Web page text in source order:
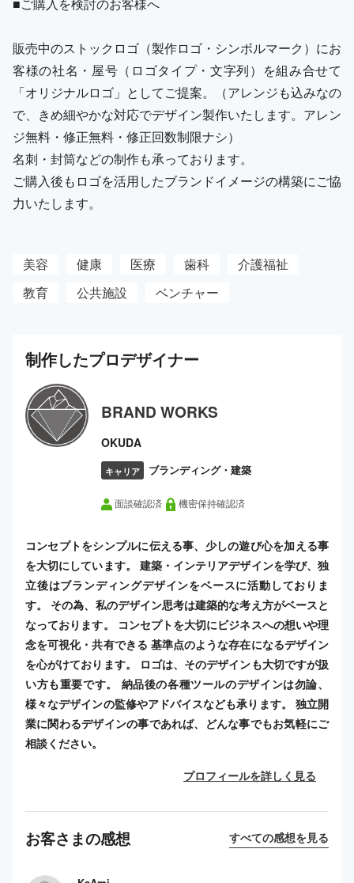
販売中のストックロゴ（製作ロゴ・シンボルマーク）にお
客様の社名・屋号（ロゴタイプ・文字列）を組み合せて
「オリジナルロゴ」としてご提案。（アレンジも込みなの
で、きめ細やかな対応でデザイン製作いたします。アレン
ジ無料・修正無料・修正回数制限ナシ）
名刺・封筒などの制作も承っております。
ご購入後もロゴを活用したブランドイメージの構築にご協
力いたします。
美容 健康 医療 歯科
介護福祉
教育
公共施設 ベンチャー
制作したプロデザイナー
BRAND WORKS
OKUDA
キャリア ブランディング・建築
面談確認済 機密保持確認済
コンセプトをシンプルに伝える事、少しの遊び心を加える事
を大切にしています。 建築・インテリアデザインを学び、独
立後はブランディングデザインをベースに活動しておりま
す。 その為、私のデザイン思考は建築的な考え方がベースと
なっております。 コンセプトを大切にビジネスへの想いや理
念を可視化・共有できる 基準点のような存在になるデザイン
を心がけております。 ロゴは、そのデザインも大切ですが扱
い方も重要です。 納品後の各種ツールのデザインは勿論、
様々なデザインの監修やアドバイスなども承ります。 独立開
業に関わるデザインの事であれば、どんな事でもお気軽にご
相談ください。
プロフィールを詳しく見る
お客さまの感想 すべての感想を見る